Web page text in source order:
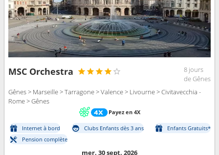
MSC Orchestra
8 jours
de Gênes
Gênes > Marseille > Tarragone > Valence > Livourne > Civitavecchia -
Rome > Gênes
Payez en 4X
Internet à bord Clubs Enfants dès 3 ans
Enfants Gratuits*
Pension complète
mer. 30 sept. 2026